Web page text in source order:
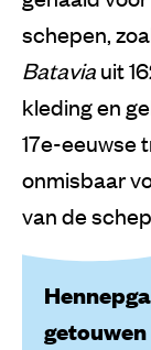
schepen,
Bataviauit
kleding en
17e-eeuwse
onmisbaar
van de
getouwen